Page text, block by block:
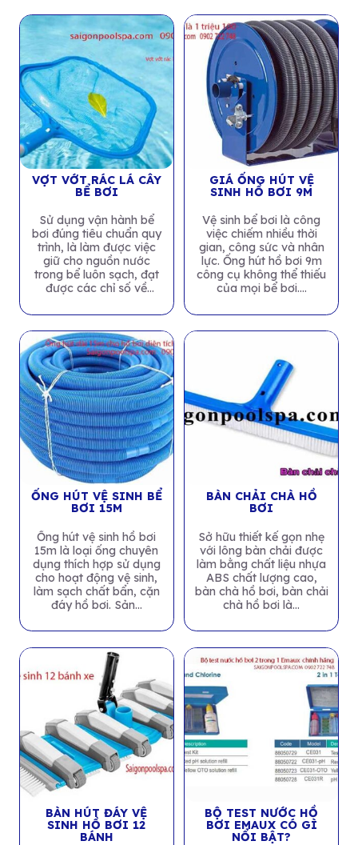
VỢT VỚT RÁC LÁ CÂY
BỂ BƠI
Sử dụng vận hành bể
bơi đúng tiêu chuẩn quy
trình, là làm được việc
giữ cho nguồn nước
trong bể luôn sạch, đạt
được các chỉ số về
GIÁ ỐNG HÚT VỆ
SINH HỒ BƠI 9M
Vệ sinh bể bơi là công
việc chiếm nhiều thời
gian, công sức và nhân
lực. Ống hút hồ bơi 9m
công cụ không thể thiếu
của mọi bể bơi....
ỐNG HÚT VỆ SINH BỂ
BƠI 15M
Ống hút vệ sinh hồ bơi
15m là loại ống chuyên
dụng thích hợp sử dụng
cho hoạt động vệ sinh,
làm sạch chất bẩn, cặn
đáy hồ bơi. Sản...
BÀN CHẢI CHÀ HỒ
BƠI
Sở hữu thiết kế gọn nhẹ
với lông bàn chải được
làm bằng chất liệu nhựa
ABS chất lượng cao,
bàn chà hồ bơi, bàn chải
chà hồ bơi là...
BÀN HÚT ĐÁY VỆ
SINH HỒ BƠI 12
BÁNH
BỘ TEST NƯỚC HỒ
BƠI EMAUX CÓ GÌ
NỔI BẬT?